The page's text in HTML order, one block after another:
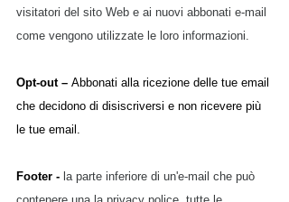
visitatori del sito Web e ai nuovi abbonati e-mail
come vengono utilizzate le loro informazioni.
Opt-out – Abbonati alla ricezione delle tue email
che decidono di disiscriversi e non ricevere più
le tue email.
Footer - la parte inferiore di un'e-mail che può